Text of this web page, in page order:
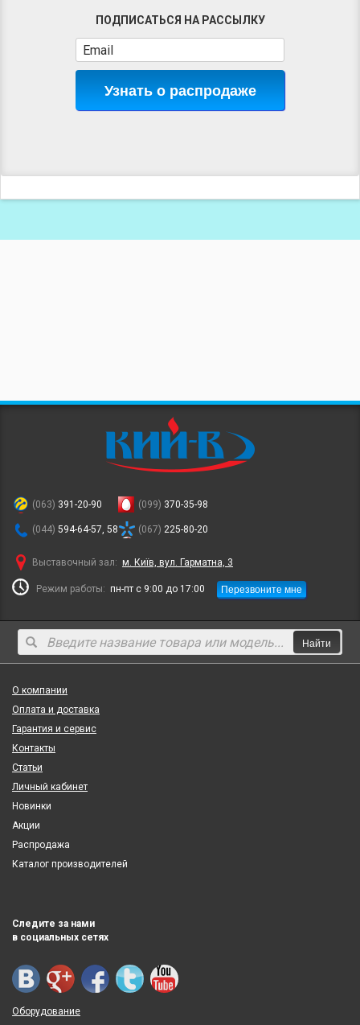
ПОДПИСАТЬСЯ НА РАССЫЛКУ
Узнать о распродаже
(063) 391-20-90
(044) 594-64-57, 58
(099) 370-35-98
(067) 225-80-20
Выставочный зал: м. Київ, вул. Гарматна, 3
Режим работы: пн-пт с 9:00 до 17:00 Перезвоните мне
Найти
О компании
Оплата и доставка
Гарантия и сервис
Контакты
Статьи
Личный кабинет
Новинки
Акции
Распродажа
Каталог производителей
Следите за нами
в социальных сетях
Оборудование